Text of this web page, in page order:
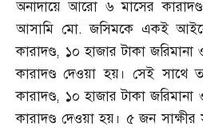
অনাদায়ে আরো ৬ মাসের
আসামি মো.জসিমকে একই
কারাদণ্ড, ১০ হাজার টাকা
কারাদণ্ড দেওয়া হয়। সেই সাথে
কারাদণ্ড, ১০ হাজার টাকা
কারাদণ্ড দেওয়া হয়। ৫ জন সাক্ষীর